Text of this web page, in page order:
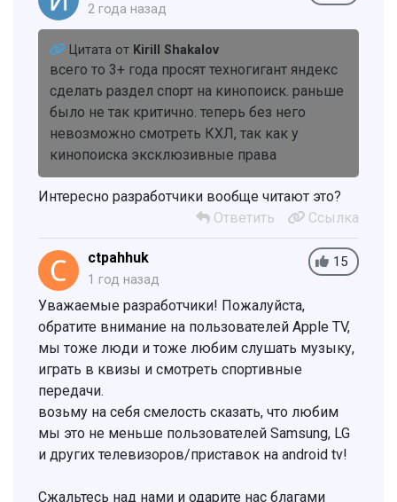
2 года назад
Цитата от Kirill Shakalov
всего то 3+ года просят техногигант яндекс
сделать раздел спорт на кинопоиск. раньше
было не так критично. теперь без него
невозможно смотреть КХЛ, так как у
кинопоиска эксклюзивные права
Интересно разработчики вообще читают это?
Ответить
Ссылка
15
ctpahhuk
1 год назад
Уважаемые разработчики! Пожалуйста,
обратите внимание на пользователей Apple TV,
мы тоже люди и тоже любим слушать музыку,
играть в квизы и смотреть спортивные
передачи.
возьму на себя смелость сказать, что любим
мы это не меньше пользователей Samsung, LG
и других телевизоров/приставок на android tv!
Сжальтесь над нами и одарите нас благами